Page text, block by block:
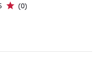
(0)